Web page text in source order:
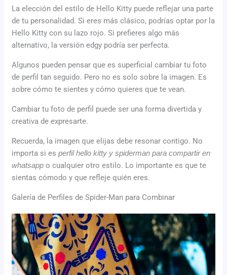
La elección del estilo de Hello Kitty puede reflejar una parte
de tu personalidad. Si eres más clásico, podrías optar por la
Hello Kitty con su lazo rojo. Si prefieres algo más
alternativo, la versión edgy podría ser perfecta.
Algunos pueden pensar que es superficial cambiar tu foto
de perfil tan seguido. Pero no es solo sobre la imagen. Es
sobre cómo te sientes y cómo quieres que te vean.
Cambiar tu foto de perfil puede ser una forma divertida y
creativa de expresarte.
Recuerda, la imagen que elijas debe resonar contigo. No
importa si esperfil hello kitty y spiderman para compartir en
whatsapp o cualquier otro estilo. Lo importante es que te
sientas cómodo y que refleje quién eres.
Galería de Perfiles de Spider-Man para Combinar